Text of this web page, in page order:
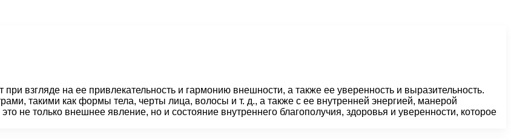
взгляде на ее привлекательность и гармонию внешности, а также ее уверенность и выразительность.
такими как формы тела, черты лица, волосы и т. д., а также с ее внутренней энергией, манерой
не только внешнее явление, но и состояние внутреннего благополучия, здоровья и уверенности, которое